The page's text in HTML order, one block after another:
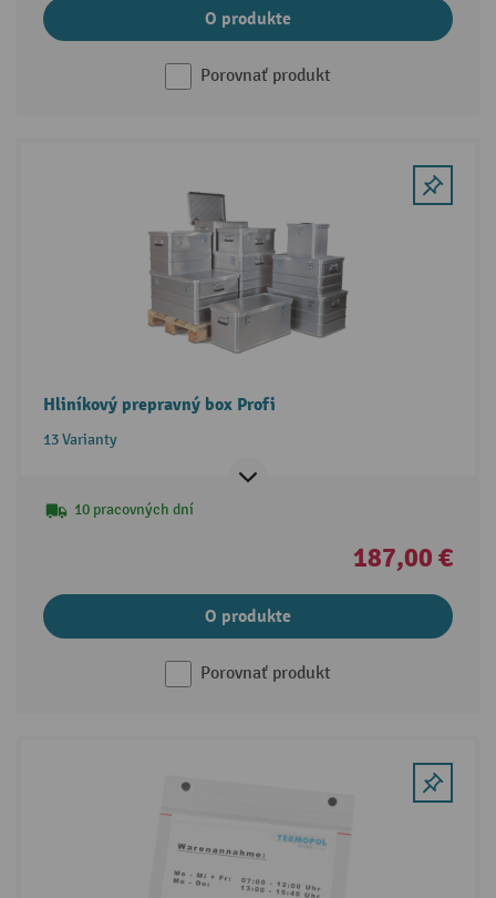
O produkte
Porovnať produkt
Hliníkový prepravný box Profi
13 Varianty
10 pracovných dní
187,00 €
O produkte
Porovnať produkt